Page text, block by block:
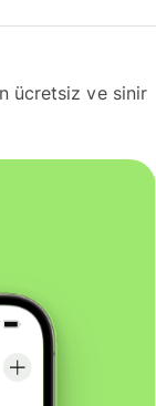
ücretsiz ve sinir